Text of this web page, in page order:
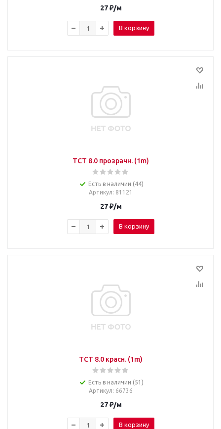
27₽/м
В корзину
TCT 8.0 прозрачн. (1m)
Есть в наличии (44)
Артикул: 81121
27₽/м
В корзину
TCT 8.0 красн. (1m)
Есть в наличии (51)
Артикул: 66736
27₽/м
В корзину